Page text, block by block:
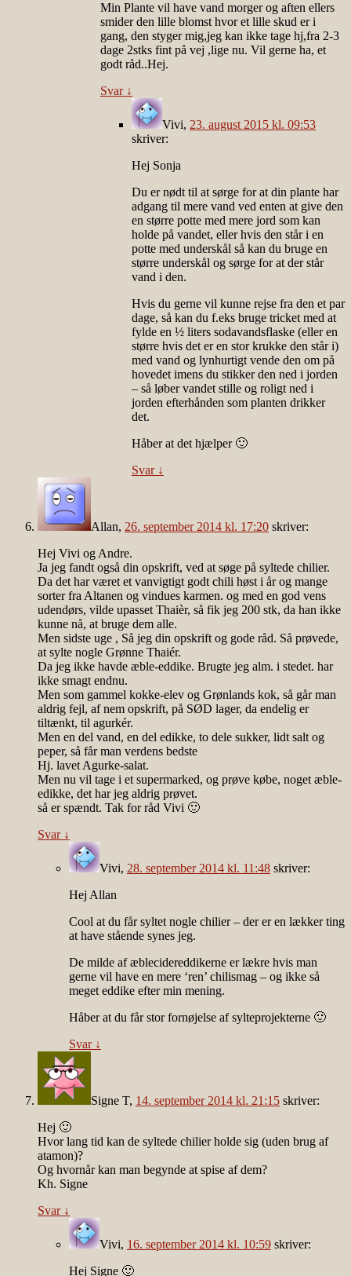
Min Plante vil have vand morger og aften ellers
smider den lille blomst hvor et lille skud er i
gang, den styger mig,jeg kan ikke tage hj,fra 2-3
dage 2stks fint på vej ,lige nu. Vil gerne ha, et
godt råd..Hej.
Svar ↓
Vivi, 23. august 2015 kl. 09:53
skriver:
Hej Sonja
Du er nødt til at sørge for at din plante har
adgang til mere vand ved enten at give den
en større potte med mere jord som kan
holde på vandet, eller hvis den står i en
potte med underskål så kan du bruge en
større underskål og sørge for at der står
vand i den.
Hvis du gerne vil kunne rejse fra den et par
dage, så kan du f.eks bruge tricket med at
fylde en ½ liters sodavandsflaske (eller en
større hvis det er en stor krukke den står i)
med vand og lynhurtigt vende den om på
hovedet imens du stikker den ned i jorden
– så løber vandet stille og roligt ned i
jorden efterhånden som planten drikker
det.
Håber at det hjælper 🙂
Svar ↓
Allan, 26. september 2014 kl. 17:20 skriver:
Hej Vivi og Andre.
Ja jeg fandt også din opskrift, ved at søge på syltede chilier.
Da det har været et vanvigtigt godt chili høst i år og mange
sorter fra Altanen og vindues karmen. og med en god vens
udendørs, vilde upasset Thaièr, så fik jeg 200 stk, da han ikke
kunne nå, at bruge dem alle.
Men sidste uge , Så jeg din opskrift og gode råd. Så prøvede,
at sylte nogle Grønne Thaiér.
Da jeg ikke havde æble-eddike. Brugte jeg alm. i stedet. har
ikke smagt endnu.
Men som gammel kokke-elev og Grønlands kok, så går man
aldrig fejl, af nem opskrift, på SØD lager, da endelig er
tiltænkt, til agurkér.
Men en del vand, en del edikke, to dele sukker, lidt salt og
peper, så får man verdens bedste
Hj. lavet Agurke-salat.
Men nu vil tage i et supermarked, og prøve købe, noget æble-
edikke, det har jeg aldrig prøvet.
så er spændt. Tak for råd Vivi 🙂
Svar ↓
Vivi, 28. september 2014 kl. 11:48 skriver:
Hej Allan
Cool at du får syltet nogle chilier – der er en lækker ting
at have stående synes jeg.
De milde af æblecidereddikerne er lækre hvis man
gerne vil have en mere ‘ren’ chilismag – og ikke så
meget eddike efter min mening.
Håber at du får stor fornøjelse af sylteprojekterne 🙂
Svar ↓
Signe T, 14. september 2014 kl. 21:15 skriver:
Hej 🙂
Hvor lang tid kan de syltede chilier holde sig (uden brug af
atamon)?
Og hvornår kan man begynde at spise af dem?
Kh. Signe
Svar ↓
Vivi, 16. september 2014 kl. 10:59 skriver:
Hej Signe 🙂